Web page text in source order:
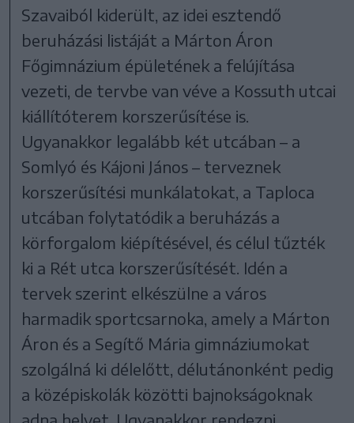
Szavaiból kiderült, az idei esztendő
beruházási listáját a Márton Áron
Főgimnázium épületének a felújítása
vezeti, de tervbe van véve a Kossuth utcai
kiállítóterem korszerűsítése is.
Ugyanakkor legalább két utcában – a
Somlyó és Kájoni János – terveznek
korszerűsítési munkálatokat, a Taploca
utcában folytatódik a beruházás a
körforgalom kiépítésével, és célul tűzték
ki a Rét utca korszerűsítését. Idén a
tervek szerint elkészülne a város
harmadik sportcsarnoka, amely a Márton
Áron és a Segítő Mária gimnáziumokat
szolgálná ki délelőtt, délutánonként pedig
a középiskolák közötti bajnokságoknak